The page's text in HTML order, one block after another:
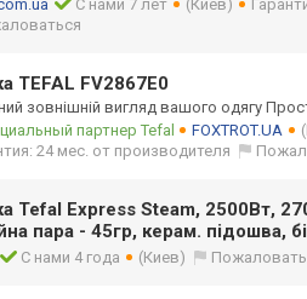
С нами 7 лет (Киев)
TEFAL FV2867E0
зовнішній вигляд вашого одягу
партнер Tefal
FOXTROT.UA
24 мес. от производителя
Tefal Express Steam, 2500Вт,
пара - 45гр, керам. підошва,
С нами 4 года (Киев)